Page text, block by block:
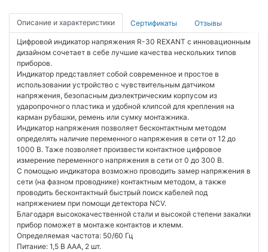
Описание и характеристики Сертификаты Отзывы
Цифровой индикатор напряжения R-30 REXANT с инновационным
дизайном сочетает в себе лучшие качества нескольких типов
приборов.
Индикатор представляет собой современное и простое в
использовании устройство с чувствительным датчиком
напряжения, безопасным диэлектрическим корпусом из
ударопрочного пластика и удобной клипсой для крепления на
карман рубашки, ремень или сумку монтажника.
Индикатор напряжения позволяет бесконтактным методом
определять наличие переменного напряжения в сети от 12 до
1000 В. Таже позволяет произвести контактное цифровое
измерение переменного напряжения в сети от 0 до 300 В.
С помощью индикатора возможно проводить замер напряжения в
сети (на фазном проводнике) контактным методом, а также
проводить бесконтактный быстрый поиск кабелей под
напряжением при помощи детектора NCV.
Благодаря высококачественной стали и высокой степени закалки
прибор поможет в монтаже контактов и клемм.
Определяемая частота: 50/60 Гц
Питание: 1,5 B AAA, 2 шт.